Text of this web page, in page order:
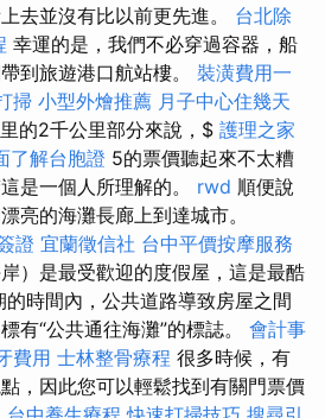
去並沒有比以前更先進。 台北除
幸運的是，我們不必穿過容器，船
到旅遊港口航站樓。 裝潢費用一
掃 小型外燴推薦 月子中心住幾天
的2千公里部分來說，$ 護理之家
了解台胞證 5的票價聽起來不太糟
是一個人所理解的。 rwd 順便說
亮的海灘長廊上到達城市。
證 宜蘭徵信社 台中平價按摩服務
）是最受歡迎的度假屋，這是最酷
時間內，公共道路導致房屋之間
有“公共通往海灘”的標誌。 會計事
費用 士林整骨療程 很多時候，有
，因此您可以輕鬆找到有關門票價